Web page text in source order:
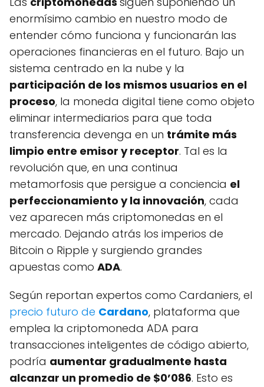
enormísimo cambio en nuestro modo de
entender cómo funciona y funcionarán las
operaciones financieras en el futuro. Bajo un
sistema centrado en la nube y la
participación de los mismos usuarios en el
proceso, la moneda digital tiene como objeto
eliminar intermediarios para que toda
transferencia devenga en un trámite más
limpio entre emisor y receptor. Tal es la
revolución que, en una continua
metamorfosis que persigue a conciencia el
perfeccionamiento y la innovación, cada
vez aparecen más criptomonedas en el
mercado. Dejando atrás los imperios de
Bitcoin o Ripple y surgiendo grandes
apuestas como ADA.
Según reportan expertos como Cardaniers, el
precio futuro de Cardano, plataforma que
emplea la criptomoneda ADA para
transacciones inteligentes de código abierto,
podría aumentar gradualmente hasta
alcanzar un promedio de $0’086. Esto es